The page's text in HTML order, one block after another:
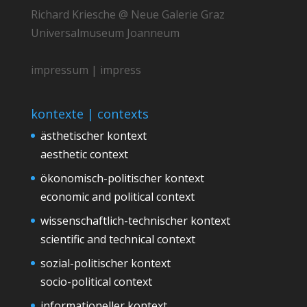
Richard Kriesche @ Neue Galerie Graz
Universalmuseum Joanneum
impressum | impress
kontexte | contexts
ästhetischer kontext
aesthetic context
ökonomisch-politischer kontext
economic and political context
wissenschaftlich-technischer kontext
scientific and technical context
sozial-politischer kontext
socio-political context